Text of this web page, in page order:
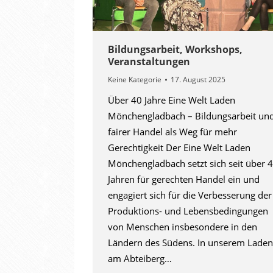
Bildungsarbeit, Workshops,
Veranstaltungen
Keine Kategorie 17. August 2025
Über 40 Jahre Eine Welt Laden
Mönchengladbach – Bildungsarbeit
fairer Handel als Weg für mehr
Gerechtigkeit Der Eine Welt Laden
Mönchengladbach setzt sich seit über
Jahren für gerechten Handel ein und
engagiert sich für die Verbesserung der
Produktions- und Lebensbedingungen
von Menschen insbesondere in den
Ländern des Südens. In unserem Laden
am Abteiberg…